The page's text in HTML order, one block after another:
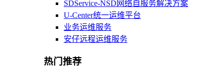
SDService-NSD网络自服务解决方案
U-Center统一运维平台
业务运维服务
安仔远程运维服务
热门推荐